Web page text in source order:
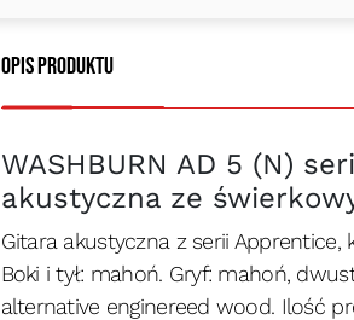
Opis produktu
WASHBURN AD 5 (N)
akustyczna ze
Gitara akustyczna z serii Apprentice,
Boki i tył: mahoń. Gryf: mahoń,
alternative enginereed wood. Ilość